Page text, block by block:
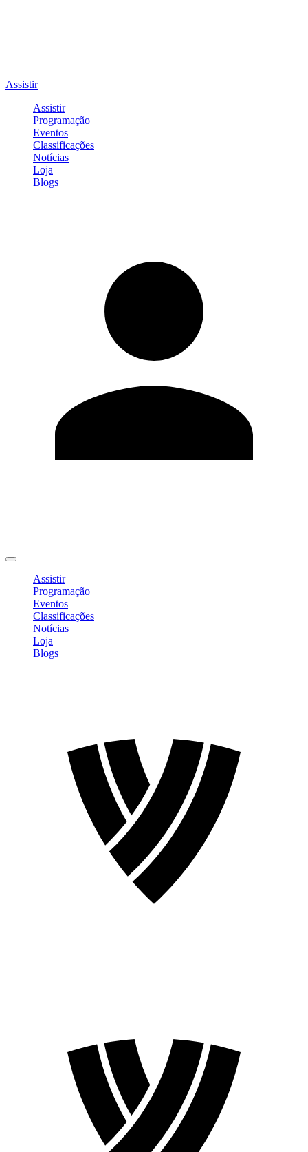
Assistir
Assistir
Programação
Eventos
Classificações
Notícias
Loja
Blogs
Assistir
Programação
Eventos
Classificações
Notícias
Loja
Blogs